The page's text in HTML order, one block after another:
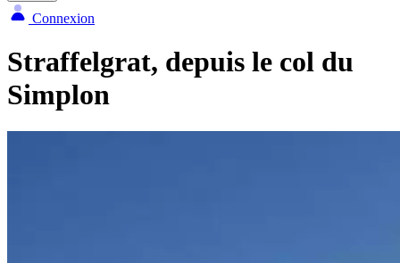
Connexion
Straffelgrat, depuis le col du
Simplon